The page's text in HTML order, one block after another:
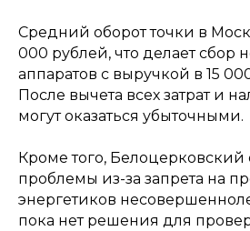
Средний оборот точки в
000 рублей, что делает сбор
аппаратов с выручкой в 15
После вычета всех затрат и
могут оказаться убыточными.
Кроме того, Белоцерковский
проблемы из-за запрета на
энергетиков
пока нет решения для